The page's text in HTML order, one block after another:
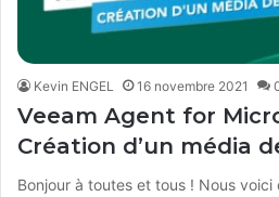
Kevin ENGEL 16 novembre 2021
Veeam Agent for
Création d’un média
Bonjour à toutes et tous ! Nous